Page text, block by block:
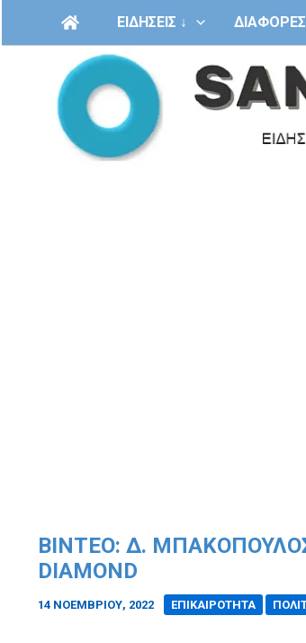
ΕΙΔΗΣΕΙΣ ↓ ΔΙΑΦΟΡΕΣ
ΒΙΝΤΕΟ: Δ.
DIAMOND
14 ΝΟΕΜΒΡΊΟΥ, 2022 ΕΠΙΚΑΙΡΟΤΗΤΑ